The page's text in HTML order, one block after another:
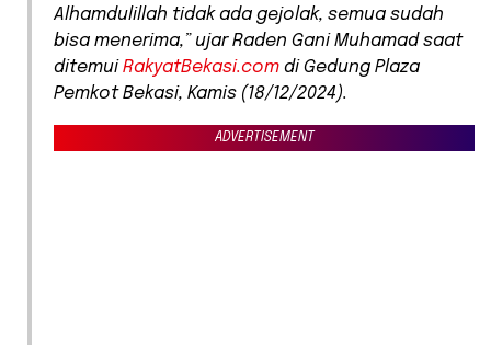
Alhamdulillah tidak ada gejolak, semua sudah
bisa menerima,” ujar Raden Gani Muhamad saat
ditemui RakyatBekasi.com di Gedung Plaza
Pemkot Bekasi, Kamis (18/12/2024).
ADVERTISEMENT